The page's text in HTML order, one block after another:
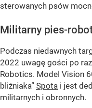
sterowanych psów
Militarny pies-
Podczas niedawnych
2022 uwagę gości po
Robotics. Model Vision
bliźniaka” Spota i jest
militarnych i obronnych.